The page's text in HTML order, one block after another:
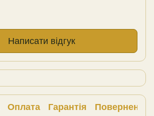
Написати відгук
Оплата Гарантія Повернення